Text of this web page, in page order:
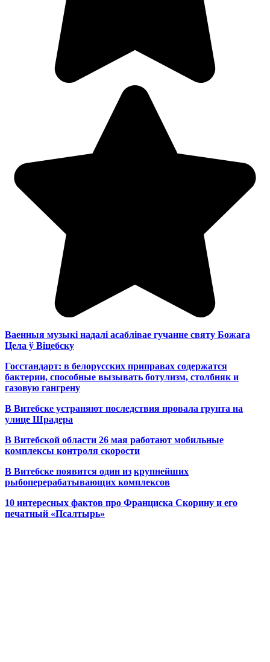
Ваенныя музыкі надалі асаблівае гучанне святу Божага
Цела ў Віцебску
Госстандарт: в белорусских приправах содержатся
бактерии, способные вызывать ботулизм, столбняк и
газовую гангрену
В Витебске устраняют последствия провала грунта на
улице Шрадера
В Витебской области 26 мая работают мобильные
комплексы контроля скорости
В Витебске появится один из крупнейших
рыбоперерабатывающих комплексов
10 интересных фактов про Франциска Скорину и его
печатный «Псалтырь»